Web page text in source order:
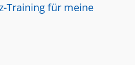
Training für meine